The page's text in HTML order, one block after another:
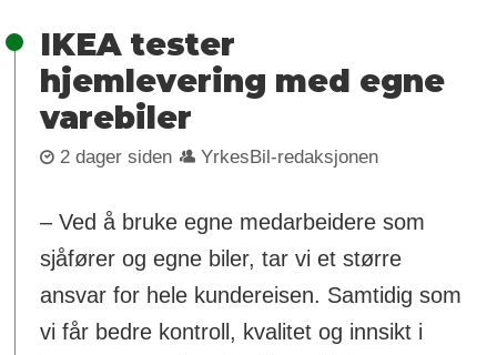
IKEA tester
hjemlevering med egne
varebiler
2 dager siden YrkesBil-redaksjonen
– Ved å bruke egne medarbeidere som
sjåfører og egne biler, tar vi et større
ansvar for hele kundereisen. Samtidig som
vi får bedre kontroll, kvalitet og innsikt i